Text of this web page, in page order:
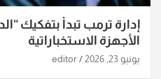
إدارة ترمب تبدأ بتفكيك
الأجهزة الاستخباراتية
يونيو 23, 2026 editor